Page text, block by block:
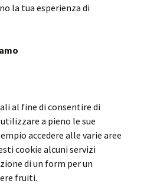
la tua esperienza di
al fine di consentire di
a pieno le sue
accedere alle varie aree
cookie alcuni servizi
di un form per un
fruiti.